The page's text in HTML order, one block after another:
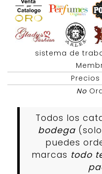
sistema de
No
Todos los
bodega
puedes
marcas todo